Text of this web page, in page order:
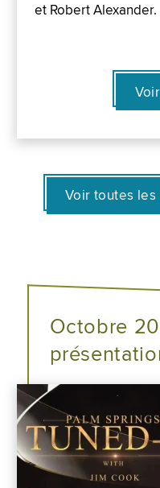
et Robert Alexander.
Voir toutes
Octobre